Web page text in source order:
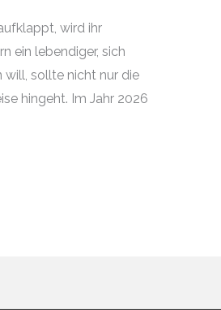
wird ihr
ein lebendiger, sich
will, sollte nicht nur die
hingeht. Im Jahr 2026